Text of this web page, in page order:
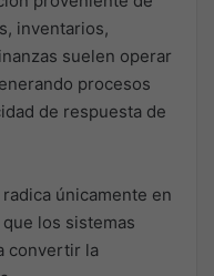
inventarios,
suelen operar
procesos
de respuesta de
únicamente en
los sistemas
convertir la